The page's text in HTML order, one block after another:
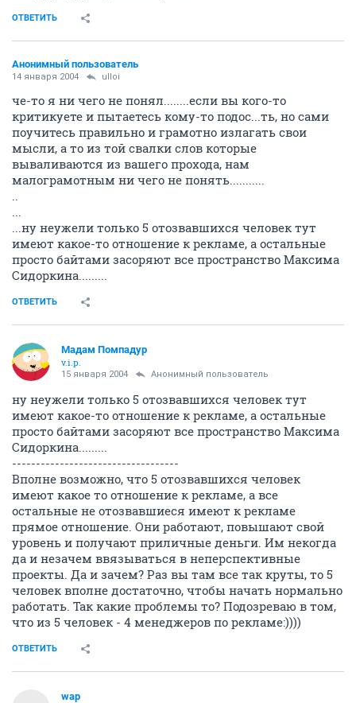
ОТВЕТИТЬ
Анонимный пользователь
14 января 2004 ulloi
че-то я ни чего не понял........если вы кого-то
критикуете и пытаетесь кому-то подос...ть, но сами
поучитесь правильно и грамотно излагать свои
мысли, а то из той свалки слов которые
вываливаются из вашего прохода, нам
малограмотным ни чего не понять...........
..
...
...ну неужели только 5 отозвавшихся человек тут
имеют какое-то отношение к рекламе, а остальные
просто байтами засоряют все пространство Максима
Сидоркина.........
ОТВЕТИТЬ
Мадам Помпадур
v.i.p.
15 января 2004 Анонимный пользователь
ну неужели только 5 отозвавшихся человек тут
имеют какое-то отношение к рекламе, а остальные
просто байтами засоряют все пространство Максима
Сидоркина.........
-----------------------------------
Вполне возможно, что 5 отозвавшихся человек
имеют какое то отношение к рекламе, а все
остальные не отозвавшиеся имеют к рекламе
прямое отношение. Они работают, повышают свой
уровень и получают приличные деньги. Им некогда
да и незачем ввязываться в неперспективные
проекты. Да и зачем? Раз вы там все так круты, то 5
человек вполне достаточно, чтобы начать нормально
работать. Так какие проблемы то? Подозреваю в том,
что из 5 человек - 4 менеджеров по рекламе:))))
ОТВЕТИТЬ
wap